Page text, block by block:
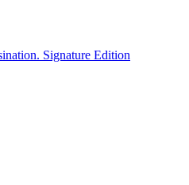
Signature Edition